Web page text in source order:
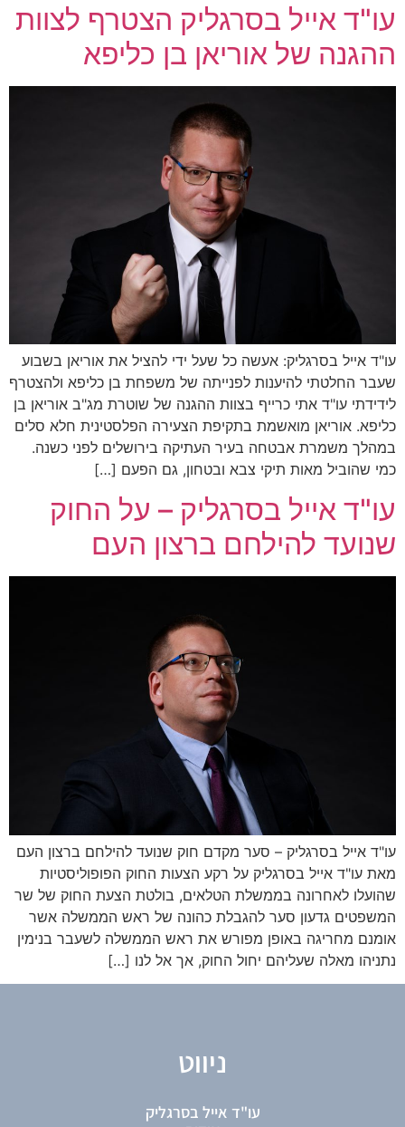
עו"ד אייל בסרגליק הצטרף לצוות
ההגנה של אוריאן בן כליפא
עו"ד אייל בסרגליק: אעשה כל שעל ידי להציל את אוריאן בשבוע
שעבר החלטתי להיענות לפנייתה של משפחת בן כליפא ולהצטרף
לידידתי עו"ד אתי כרייף בצוות ההגנה של שוטרת מג"ב אוריאן בן
כליפא. אוריאן מואשמת בתקיפת הצעירה הפלסטינית חלא סלים
במהלך משמרת אבטחה בעיר העתיקה בירושלים לפני כשנה.
כמי שהוביל מאות תיקי צבא ובטחון, גם הפעם […]
עו"ד אייל בסרגליק – על החוק
שנועד להילחם ברצון העם
עו"ד אייל בסרגליק – סער מקדם חוק שנועד להילחם ברצון העם
מאת עו"ד אייל בסרגליק על רקע הצעות החוק הפופוליסטיות
שהועלו לאחרונה בממשלת הטלאים, בולטת הצעת החוק של שר
המשפטים גדעון סער להגבלת כהונה של ראש הממשלה אשר
אומנם מחריגה באופן מפורש את ראש הממשלה לשעבר בנימין
נתניהו מאלה שעליהם יחול החוק, אך אל לנו […]
ניווט
עו"ד אייל בסרגליק